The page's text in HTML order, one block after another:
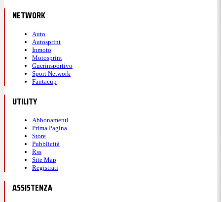
NETWORK
Auto
Autosprint
Inmoto
Motosprint
Guerinsportivo
Sport Network
Fantacup
UTILITY
Abbonamenti
Prima Pagina
Store
Pubblicità
Rss
Site Map
Registrati
ASSISTENZA